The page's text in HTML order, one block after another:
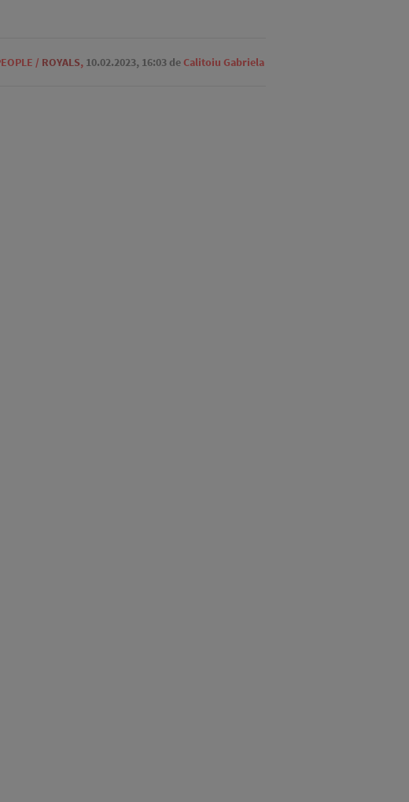
/ ROYALS, 10.02.2023, 16:03 deCalitoiu Gabriela